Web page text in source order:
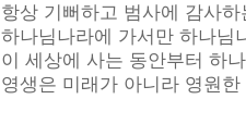
항상 기뻐하고 범사에 감사
하나님나라에 가서만 하나님
이 세상에 사는 동안부터 하
영생은 미래가 아니라 영원